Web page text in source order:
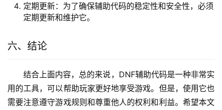
定期更新：为了确保辅助代码的稳定性和安全性，必须
定期更新和维护它。
六、结论
结合上面内容，总的来说，DNF辅助代码是一种非常实
用的工具，可以帮助玩家更好地享受游戏。但是，使用它也
需要注意遵守游戏规则和尊重他人的权利和利益。希望本文